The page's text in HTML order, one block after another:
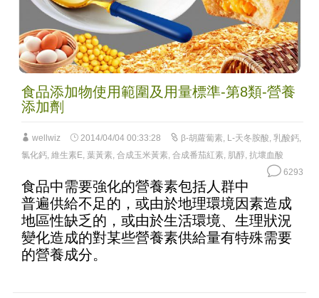
食品添加物使用範圍及用量標準-第8類-營養
添加劑
wellwiz 2014/04/04 00:33:28 β-胡蘿蔔素, L-天冬胺酸, 乳酸鈣,
氯化鈣, 維生素E, 葉黃素, 合成玉米黃素, 合成番茄紅素, 肌醇, 抗壞血酸
6293
食品中需要強化的營養素包括人群中
普遍供給不足的，或由於地理環境因素造成
地區性缺乏的，或由於生活環境、生理狀況
變化造成的對某些營養素供給量有特殊需要
的營養成分。